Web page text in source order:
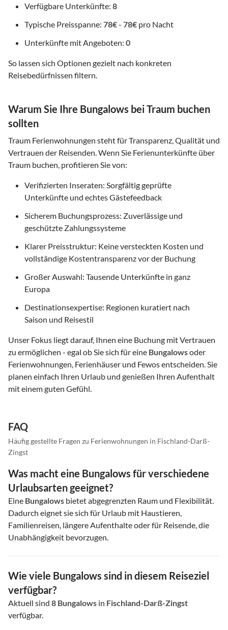
Verfügbare Unterkünfte: 8
Typische Preisspanne: 78€- 78€ pro Nacht
Unterkünfte mit Angeboten: 0
So lassen sich Optionen gezielt nach konkreten
Reisebedürfnissen filtern.
Warum Sie Ihre Bungalows bei Traum buchen
sollten
Traum Ferienwohnungen steht für Transparenz, Qualität und
Vertrauen der Reisenden. Wenn Sie Ferienunterkünfte über
Traum buchen, profitieren Sie von:
Verifizierten Inseraten: Sorgfältig geprüfte
Unterkünfte und echtes Gästefeedback
Sicherem Buchungsprozess: Zuverlässige und
geschützte Zahlungssysteme
Klarer Preisstruktur: Keine versteckten Kosten und
vollständige Kostentransparenz vor der Buchung
Großer Auswahl: Tausende Unterkünfte in ganz
Europa
Destinationsexpertise: Regionen kuratiert nach
Saison und Reisestil
Unser Fokus liegt darauf, Ihnen eine Buchung mit Vertrauen
zu ermöglichen - egal ob Sie sich für eine Bungalowsoder
Ferienwohnungen, Ferienhäuser und Fewos entscheiden. Sie
planen einfach Ihren Urlaub und genießen Ihren Aufenthalt
mit einem guten Gefühl.
FAQ
Häufig gestellte Fragen zu Ferienwohnungen in Fischland-Darß-
Zingst
Was macht eine Bungalows für verschiedene
Urlaubsarten geeignet?
Eine Bungalows bietet abgegrenzten Raum und Flexibilität.
Dadurch eignet sie sich für Urlaub mit Haustieren,
Familienreisen, längere Aufenthalte oder für Reisende, die
Unabhängigkeit bevorzugen.
Wie viele Bungalows sind in diesem Reiseziel
verfügbar?
Aktuell sind 8 Bungalows in Fischland-Darß-Zingst
verfügbar.